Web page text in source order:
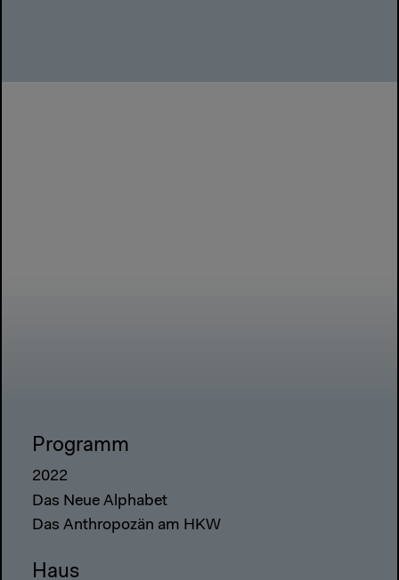
Programm
2022
Das Neue Alphabet
Das Anthropozän am HKW
Haus